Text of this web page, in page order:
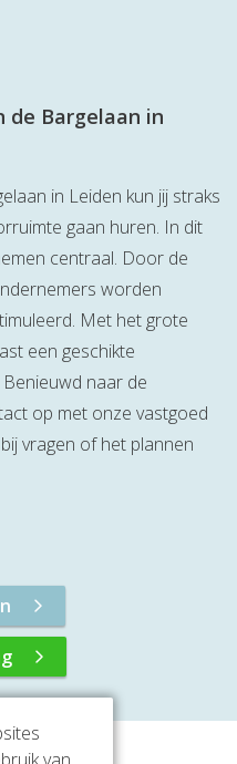
de Bargelaan in
in Leiden kun jij straks
gaan huren. In dit
centraal. Door de
worden
Met het grote
een geschikte
naar de
op met onze vastgoed
vragen of het plannen
van